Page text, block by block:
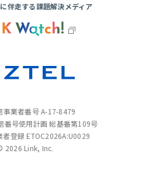
伴走する課題解決メディア
事業者番号 A-17-8479
番号使用計画 総基番第109号
者登録 ETOC2026A:U0029
2026 Link, Inc.